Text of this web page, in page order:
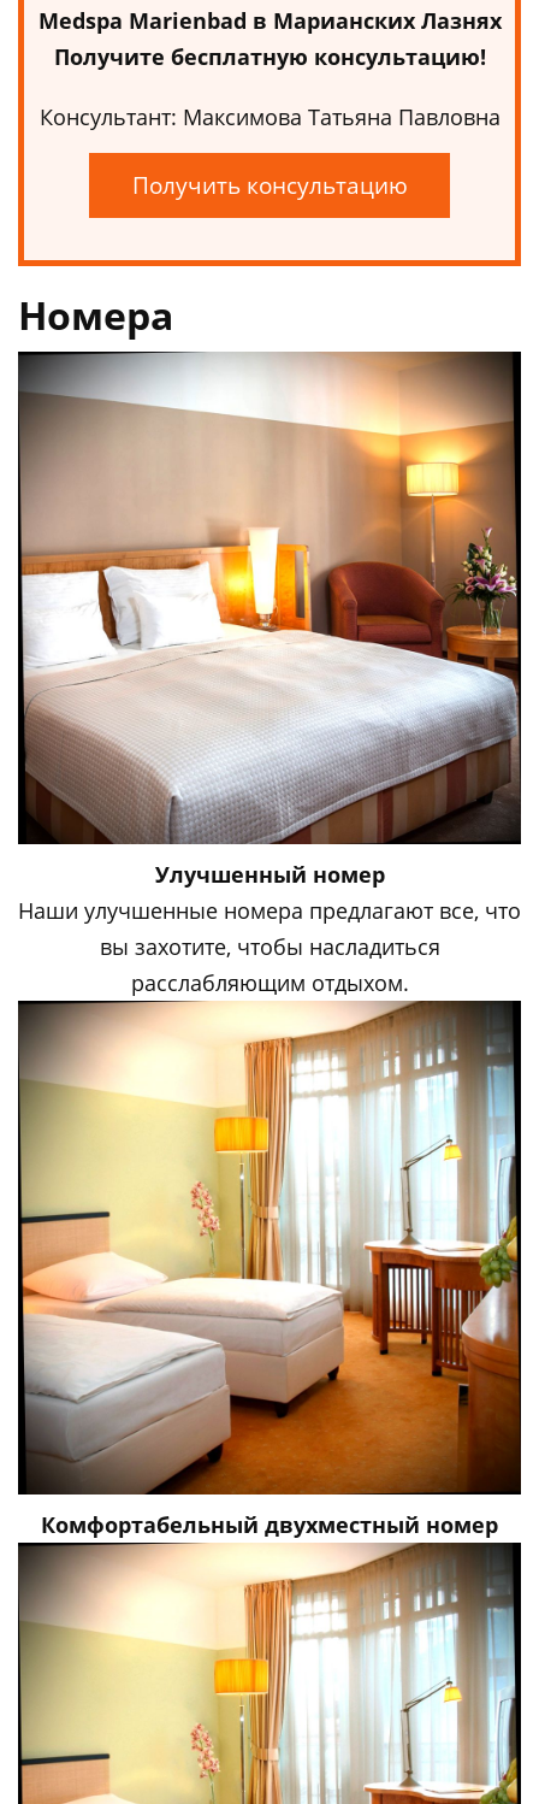
Medspa Marienbad в Марианских Лазнях
Получите бесплатную консультацию!
Консультант: Максимова Татьяна Павловна
Получить консультацию
Номера
Улучшенный номер
Наши улучшенные номера предлагают все, что
вы захотите, чтобы насладиться
расслабляющим отдыхом.
Комфортабельный двухместный номер